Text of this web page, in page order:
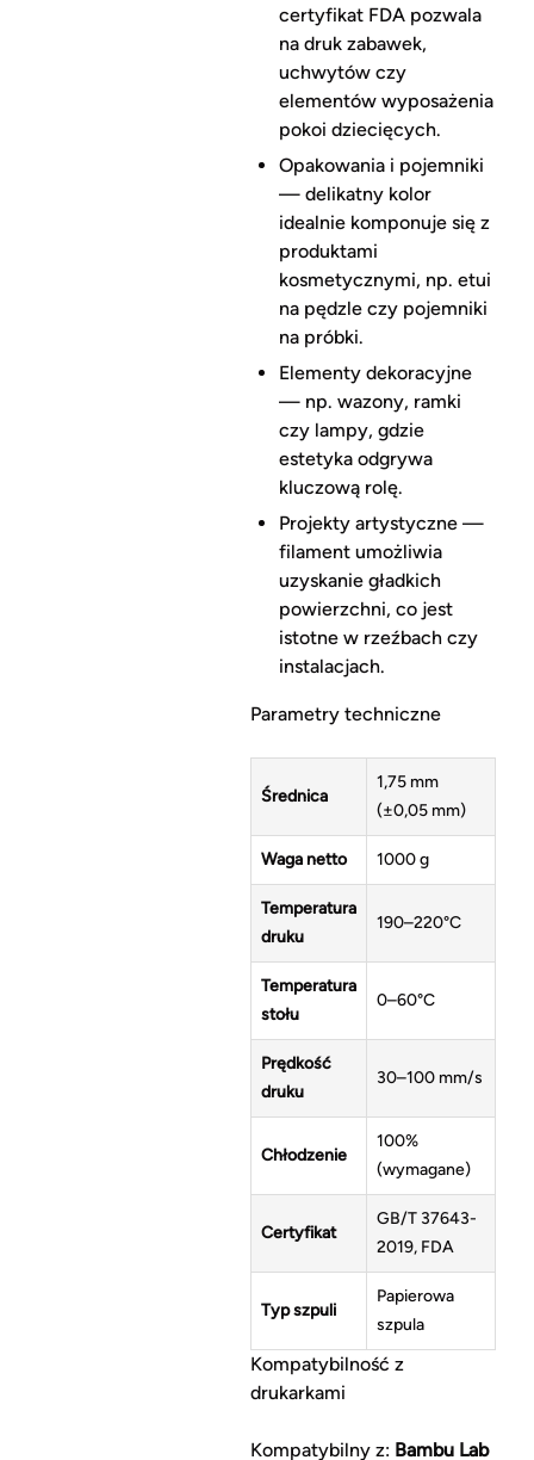
certyfikat FDA pozwala
na druk zabawek,
uchwytów czy
elementów wyposażenia
pokoi dziecięcych.
Opakowania i pojemniki
— delikatny kolor
idealnie komponuje się z
produktami
kosmetycznymi, np. etui
na pędzle czy pojemniki
na próbki.
Elementy dekoracyjne
— np. wazony, ramki
czy lampy, gdzie
estetyka odgrywa
kluczową rolę.
Projekty artystyczne —
filament umożliwia
uzyskanie gładkich
powierzchni, co jest
istotne w rzeźbach czy
instalacjach.
Parametry techniczne
Średnica
1,75 mm
(±0,05 mm)
Waga netto 1000 g
Temperatura
druku
190–220°C
Temperatura
stołu
0–60°C
Prędkość
druku
30–100 mm/s
Chłodzenie
100%
(wymagane)
Certyfikat
GB/T 37643-
2019, FDA
Typ szpuli
Papierowa
szpula
Kompatybilność z
drukarkami
Kompatybilny z: Bambu Lab